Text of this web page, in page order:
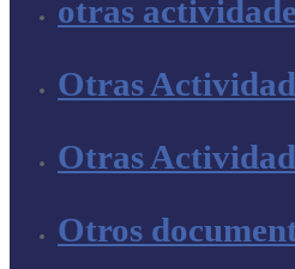
otras
Otras
Otras
Otros